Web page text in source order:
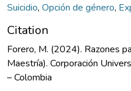
Suicidio, Opción de género,
Citation
Forero, M. (2024). Razones
Maestría). Corporación
– Colombia